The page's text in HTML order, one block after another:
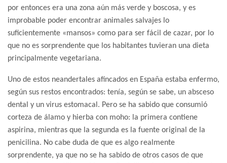
por entonces era una zona aún más verde y boscosa, y es
improbable poder encontrar animales salvajes lo
suficientemente «mansos» como para ser fácil de cazar, por lo
que no es sorprendente que los habitantes tuvieran una dieta
principalmente vegetariana.
Uno de estos neandertales afincados en España estaba enfermo,
según sus restos encontrados: tenía, según se sabe, un absceso
dental y un virus estomacal. Pero se ha sabido que consumió
corteza de álamo y hierba con moho: la primera contiene
aspirina, mientras que la segunda es la fuente original de la
penicilina. No cabe duda de que es algo realmente
sorprendente, ya que no se ha sabido de otros casos de que